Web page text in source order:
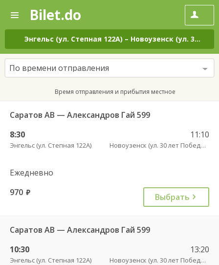
—
Поиск
и
покупка
билетов
на
автобус
онлайн
Bilet.do
Энгельс (ул. Степная 122А) – Новоузенск (ул. 30 лет Победы, 9)
По времени отправления
Время отправления и прибытия местное
Саратов АВ — Александров Гай 599
8:30
Энгельс (ул. Степная 122А)
11:10
Новоузенск (ул. 30 лет Победы, 9)
Ежедневно
970 руб. Выбрать
Саратов АВ — Александров Гай 599
10:30
Энгельс (ул. Степная 122А)
13:20
Новоузенск (ул. 30 лет Победы, 9)